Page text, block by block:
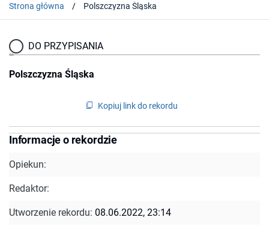
Strona główna Polszczyzna Śląska
DO PRZYPISANIA
Polszczyzna Śląska
Kopiuj link do rekordu
Informacje o rekordzie
Opiekun:
Redaktor:
Utworzenie rekordu: 08.06.2022, 23:14